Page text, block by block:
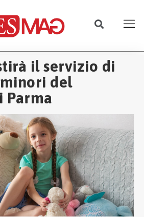
il servizio di
del
Parma